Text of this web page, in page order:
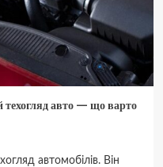
техогляд авто — що варто
автомобілів. Він